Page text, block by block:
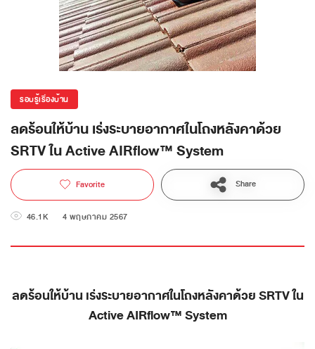
รอบรู้เรื่องบ้าน
ลดร้อนให้บ้าน เร่งระบายอากาศในโถงหลังคาด้วย
SRTV ใน Active AIRflow™ System
Favorite Share
46.1K 4 พฤษภาคม 2567
ลดร้อนให้บ้าน เร่งระบายอากาศในโถงหลังคาด้วย SRTV ใน
Active AIRflow™ System